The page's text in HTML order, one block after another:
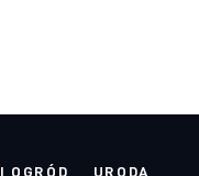
OGRÓD URODA